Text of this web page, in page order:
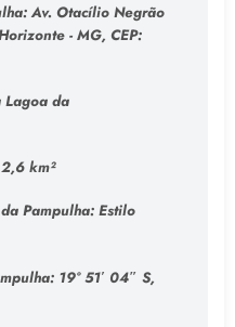
: Av. Otacílio Negrão
- MG, CEP:
Lagoa da
km²
Pampulha:Estilo
19° 51′ 04″ S,